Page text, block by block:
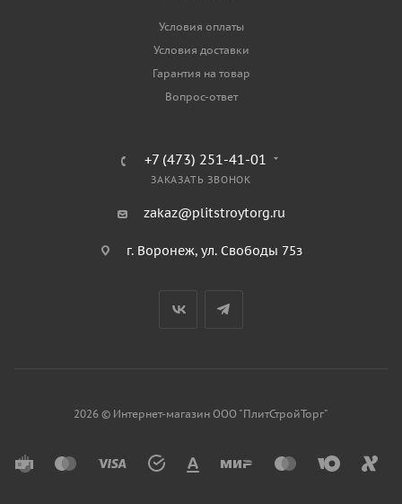
Условия оплаты
Условия доставки
Гарантия на товар
Вопрос-ответ
+7 (473) 251-41-01
ЗАКАЗАТЬ ЗВОНОК
zakaz@plitstroytorg.ru
г. Воронеж, ул. Свободы 75з
2026 © Интернет-магазин ООО "ПлитСтройТорг"